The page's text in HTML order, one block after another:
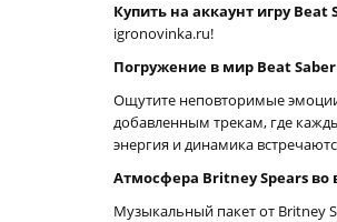
Купить на аккаунт игру Beat
igronovinka.ru!
Погружение в мир Beat
Ощутите неповторимые
добавленным трекам, где
энергия и динамика
Атмосфера Britney Spears во
Музыкальный пакет от Britney